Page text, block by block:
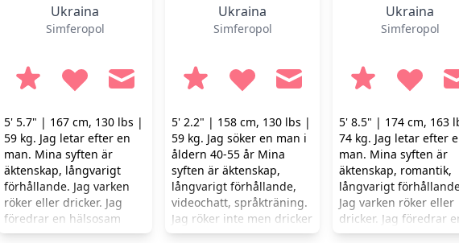
Ukraina
Simferopol
5' 5.7" | 167 cm, 130 lbs |
59 kg. Jag letar efter en
man. Mina syften är
äktenskap, långvarigt
förhållande. Jag varken
röker eller dricker. Jag
föredrar en hälsosam
livsstil.
Ukraina
Simferopol
5' 2.2" | 158 cm, 130 lbs |
59 kg. Jag söker en man i
åldern 40-55 år Mina
syften är äktenskap,
långvarigt förhållande,
videochatt, språkträning.
Jag röker inte men dricker
ibland.
Ukraina
Simferopol
5' 8.5" | 174 cm, 163
74 kg. Jag letar efter
man. Mina syften är
äktenskap, romantik,
långvarigt
Jag varken röker eller
dricker. Jag föredrar
hälsosam livsstil.